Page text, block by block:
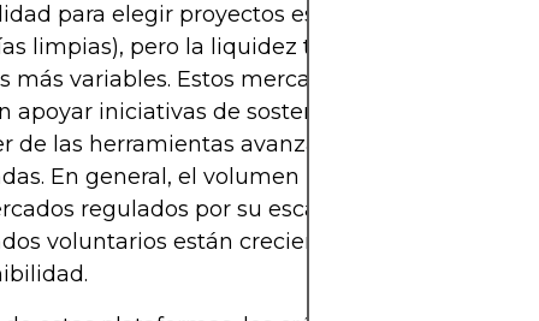
para elegir proyectos específicos
limpias), pero la liquidez tiende a ser menor y
más variables. Estos mercados son ideales para
apoyar iniciativas de sostenibilidad, aunque
de las herramientas avanzadas de las
En general, el volumen principal de
regulados por su escala y estabilidad,
voluntarios están creciendo con la demanda